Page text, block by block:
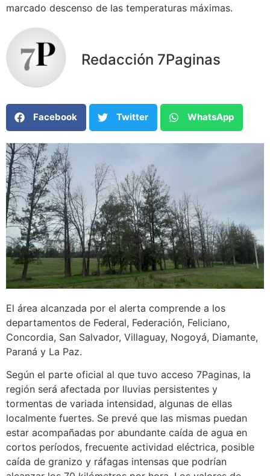
marcado descenso de las temperaturas máximas.
Redacción 7Paginas
Facebook Twitter WhatsApp
El área alcanzada por el alerta comprende a los
departamentos de Federal, Federación, Feliciano,
Concordia, San Salvador, Villaguay, Nogoyá, Diamante,
Paraná y La Paz.
Según el parte oficial al que tuvo acceso 7Paginas, la
región será afectada por lluvias persistentes y
tormentas de variada intensidad, algunas de ellas
localmente fuertes. Se prevé que las mismas puedan
estar acompañadas por abundante caída de agua en
cortos períodos, frecuente actividad eléctrica, posible
caída de granizo y ráfagas intensas que podrían